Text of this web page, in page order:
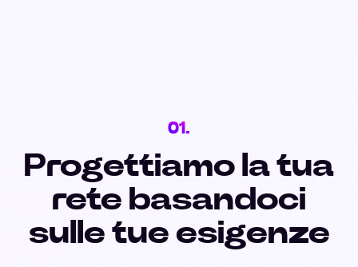
01.
Progettiamo la tua
rete basandoci
sulle tue esigenze